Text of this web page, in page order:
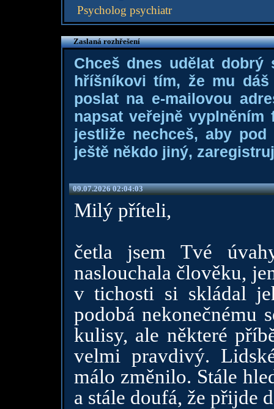
Psycholog psychiatr
Zaslaná rozhřešení
Chceš dnes udělat dobrý
hříšníkovi tím, že mu
poslat na e-mailovou
napsat veřejně
jestliže nechceš, aby
ještě někdo jiný,
09.07.2026 02:04:03
Milý příteli,
četla jsem Tvé
naslouchala člověku,
v tichosti si skládal
podobá nekonečnému
kulisy, ale některé
velmi pravdivý.
málo změnilo. Stále
a stále doufá, že přijde